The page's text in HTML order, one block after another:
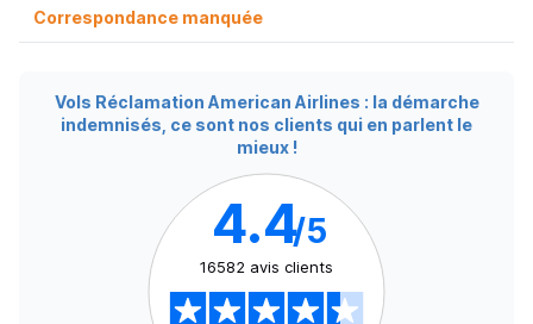
Correspondance manquée
Vols Réclamation American Airlines : la démarche
indemnisés, ce sont nos clients qui en parlent le
mieux !
4.4/5
16582 avis clients